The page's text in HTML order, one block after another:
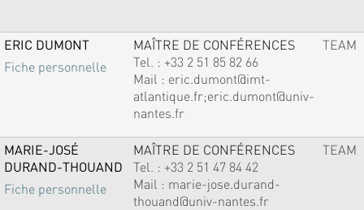
ERIC DUMONT
Fiche personnelle
MAÎTRE DE CONFÉRENCES
Tel. : +33 2 51 85 82 66
Mail : eric.dumont@imt-
atlantique.fr;eric.dumont@univ-
nantes.fr
TEAM
MARIE-JOSÉ
DURAND-THOUAND
Fiche personnelle
MAÎTRE DE CONFÉRENCES
Tel. : +33 2 51 47 84 42
Mail : marie-jose.durand-
thouand@univ-nantes.fr
TEAM